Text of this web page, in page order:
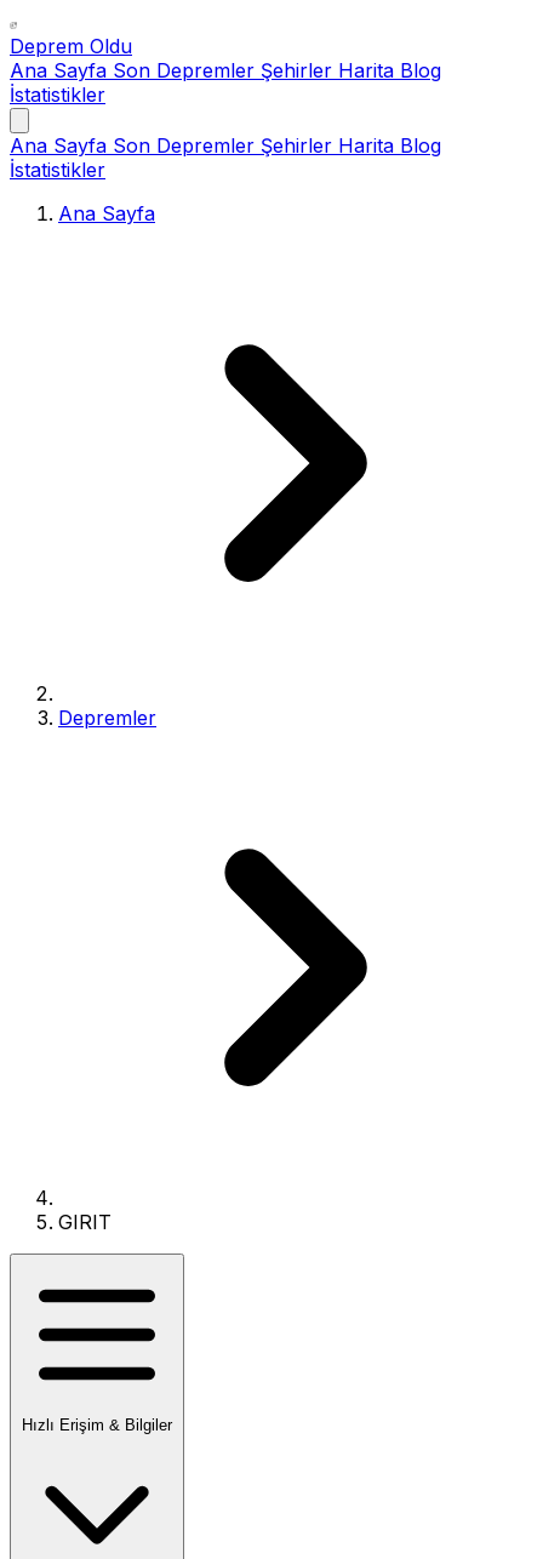
Deprem Oldu
Ana Sayfa Son Depremler Şehirler Harita Blog
İstatistikler
Ana Sayfa Son Depremler Şehirler Harita Blog
İstatistikler
Ana Sayfa
Depremler
GIRIT
Hızlı Erişim & Bilgiler